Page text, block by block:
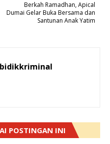
Berkah Ramadhan, Apical
Dumai Gelar Buka Bersama dan
Santunan Anak Yatim
bidikkriminal
POSTINGAN INI